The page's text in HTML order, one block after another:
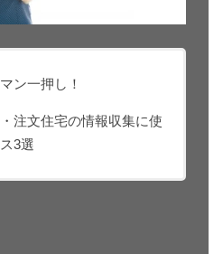
ン一押し！
注文住宅の情報収集に使
3選